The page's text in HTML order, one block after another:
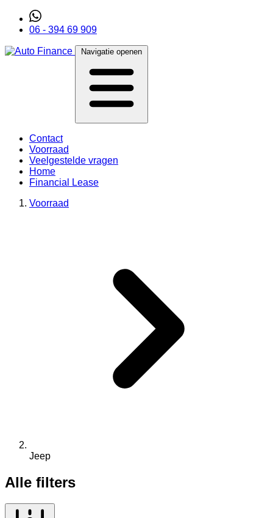
06 - 394 69 909
Navigatie openen
Contact
Voorraad
Veelgestelde vragen
Home
Financial Lease
Voorraad
Jeep
Alle filters